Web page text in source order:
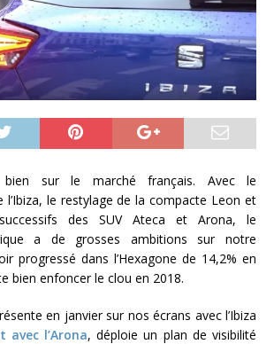
sur le marché français. Avec le
l’Ibiza, le restylage de la compacte Leon et
des SUV Ateca et Arona, le
a de grosses ambitions sur notre
progressé dans l’Hexagone de 14,2% en
bien enfoncer le clou en 2018.
en janvier sur nos écrans avec l’Ibiza
avec l’Arona, déploie un plan de visibilité